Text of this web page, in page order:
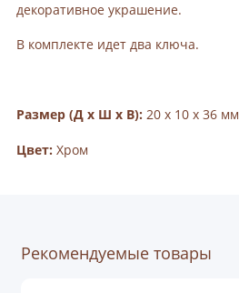
декоративное украшение.
В комплекте идет два ключа.
Размер (Д х Ш х В): 20 х 10 х 36 мм
Цвет: Хром
Рекомендуемые товары